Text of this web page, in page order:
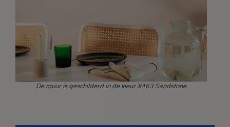
De muur is geschilderd in de kleur X463 Sandstone